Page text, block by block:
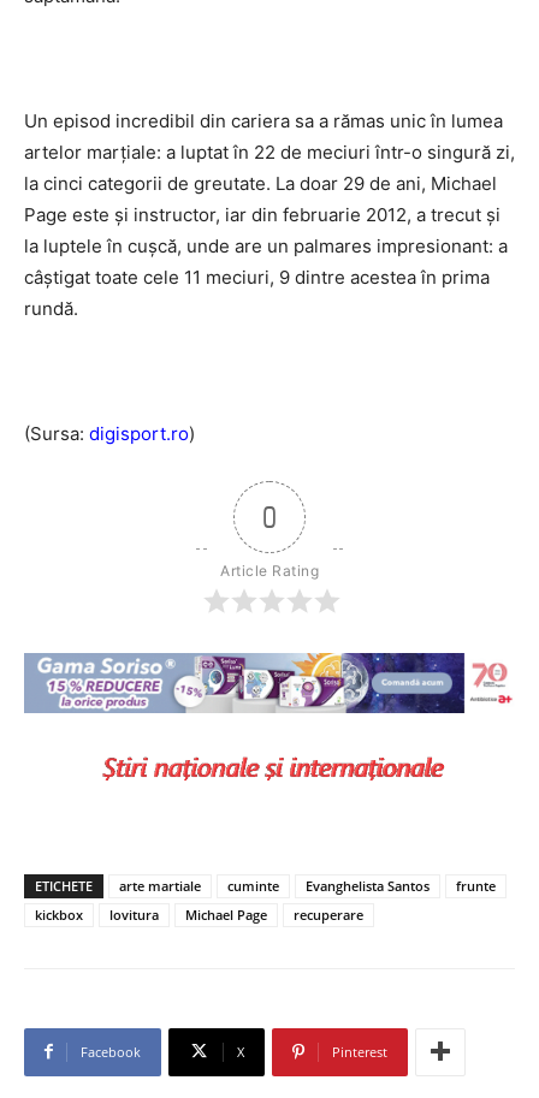
Un episod incredibil din cariera sa a rămas unic în lumea
artelor marţiale: a luptat în 22 de meciuri într-o singură zi,
la cinci categorii de greutate. La doar 29 de ani, Michael
Page este şi instructor, iar din februarie 2012, a trecut şi
la luptele în cuşcă, unde are un palmares impresionant: a
câştigat toate cele 11 meciuri, 9 dintre acestea în prima
rundă.
(Sursa: digisport.ro)
0
Article Rating
ETICHETE arte martiale cuminte Evanghelista Santos
frunte
kickbox
lovitura Michael Page recuperare
Facebook X Pinterest